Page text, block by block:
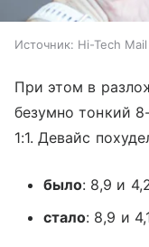
Источник: Hi-Tech Mail
При этом в
безумно тонкий
1:1. Девайс
было: 8,9 и
стало: 8,9 и